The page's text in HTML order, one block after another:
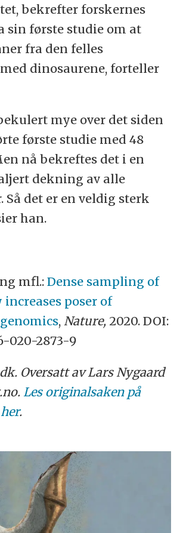
bekrefter forskernes
første studie om at
fra den felles
dinosaurene, forteller
mye over det siden
første studie med 48
nå bekreftes det i en
dekning av alle
det er en veldig sterk
han.
mfl.:Dense sampling of
poser of
, Nature, 2020. DOI:
020-2873-9
Oversatt av Lars Nygaard
Les originalsaken på
.